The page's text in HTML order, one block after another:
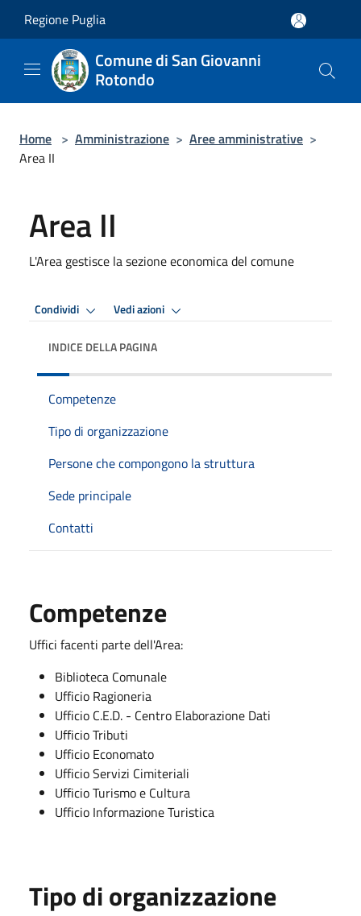
Regione Puglia
Comune di San Giovanni
Rotondo
Home > Amministrazione > Aree amministrative >
Area II
Area II
L'Area gestisce la sezione economica del comune
Condividi Vedi azioni
INDICE DELLA PAGINA
Competenze
Tipo di organizzazione
Persone che compongono la struttura
Sede principale
Contatti
Competenze
Uffici facenti parte dell'Area:
Biblioteca Comunale
Ufficio Ragioneria
Ufficio C.E.D. - Centro Elaborazione Dati
Ufficio Tributi
Ufficio Economato
Ufficio Servizi Cimiteriali
Ufficio Turismo e Cultura
Ufficio Informazione Turistica
Tipo di organizzazione